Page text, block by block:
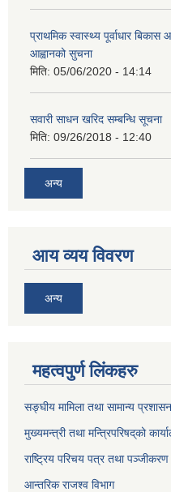
प्राथमिक स्वास्थ्य पूर्वाधार
आह्वानको सुचना
मिति: 05/06/2020 - 14:14
सवारी साधन खरिद सम्बन्धि सूचना
मिति: 09/26/2018 - 12:40
अन्य
आय व्यय विवरण
अन्य
महत्वपुर्ण लिंकहरु
सङ्घीय मामिला तथा सामान्य
मुख्यमन्त्री तथा मन्त्रिपरिषद्‌को
राष्ट्रिय परिचय पत्र तथा पञ्जीकरण
आन्तरिक राजश्व विभाग